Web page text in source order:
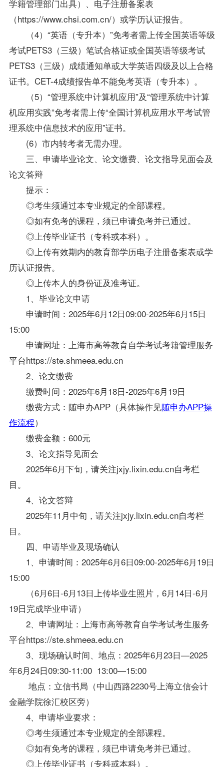
学籍管理部门出具）、电子注册备案表
（https://www.chsi.com.cn/）或学历认证报告。
（4）“英语（专升本）”免考者需上传全国英语等级
考试PETS3（三级）笔试合格证或全国英语等级考试
PETS3（三级）成绩通知单或大学英语四级及以上合格
证书。CET-4成绩报告单不能免考英语（专升本）。
（5）“管理系统中计算机应用”及“管理系统中计算
机应用实践”免考者需上传“全国计算机应用水平考试管
理系统中信息技术的应用”证书。
(6）市内转考者无需办理。
三、申请毕业论文、论文缴费、论文指导见面会及
论文答辩
提示：
◎考生须通过本专业规定的全部课程。
◎如有免考的课程，须已申请免考并已通过。
◎上传毕业证书（专科或本科）。
◎上传有效期内的教育部学历电子注册备案表或学
历认证报告。
◎上传本人的身份证及准考证。
1、毕业论文申请
申请时间：2025年6月12日09:00-2025年6月15日
15:00
申请网址：上海市高等教育自学考试考籍管理服务
平台https://ste.shmeea.edu.cn
2、论文缴费
缴费时间：2025年6月18日-2025年6月19日
缴费方式：随申办APP（具体操作见随申办APP操
作流程）
缴费金额：600元
3、论文指导见面会
2025年6月下旬，请关注jxjy.lixin.edu.cn自考栏
目。
4、论文答辩
2025年11月中旬，请关注jxjy.lixin.edu.cn自考栏
目。
四、申请毕业及现场确认
1、申请时间：2025年6月6日09:00-2025年6月19日
15:00
（6月6日-6月13日上传毕业生照片，6月14日-6月
19日完成毕业申请）
2、申请网址：上海市高等教育自学考试考生服务
平台https://ste.shmeea.edu.cn
3、现场确认时间、地点：2025年6月23日—2025
年6月24日09:30-11:00 13:00—15:00
地点：立信书局（中山西路2230号上海立信会计
金融学院徐汇校区旁）
4、申请毕业要求：
◎考生须通过本专业规定的全部课程。
◎如有免考的课程，须已申请免考并已通过。
◎上传毕业证书（专科或本科）。